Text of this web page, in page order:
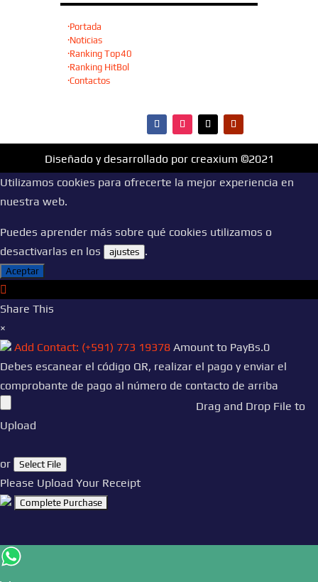
·Portada
·Noticias
·Ranking Top40
·Ranking HitBol
·Contactos
Diseñado y desarrollado por creaxium ©2021
Utilizamos cookies para ofrecerte la mejor experiencia en
nuestra web.
Puedes aprender más sobre qué cookies utilizamos o
desactivarlas en los
ajustes .
Aceptar
Share This
×
Add Contact: (+591) 773 19378 Amount to PayBs.0
Debes escanear el código QR, realizar el pago y enviar el
comprobante de pago al número de contacto de arriba
Drag and Drop File to
Upload
or Select File
Please Upload Your Receipt